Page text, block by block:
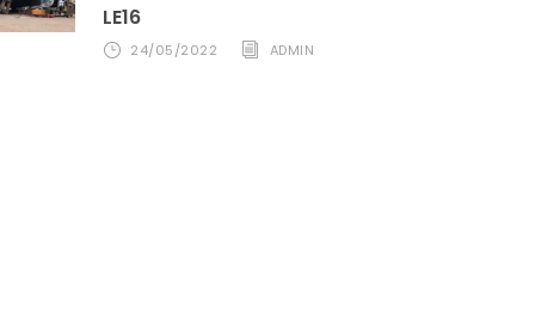
LE16
24/05/2022 ADMIN